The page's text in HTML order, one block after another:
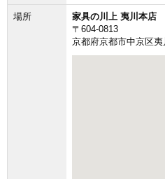
場所
家具の川上 夷川本店
〒604-0813
京都府京都市中京区